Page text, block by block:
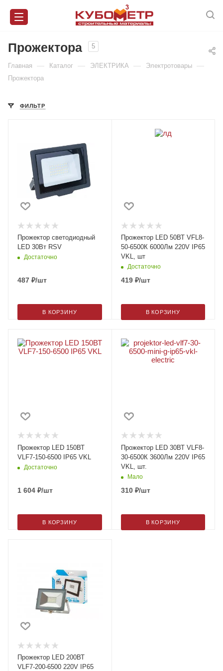
Прожектора 5
Главная — Каталог — ЭЛЕКТРИКА — Электротовары —
Прожектора
ФИЛЬТР
Прожектор светодиодный
LED 30Вт RSV
Достаточно
487 ₽/шт
В КОРЗИНУ
Прожектор LED 50ВТ VFL8-
50-6500К 6000Лм 220V IP65
VKL, шт
Достаточно
419₽/шт
В КОРЗИНУ
Прожектор LED 150ВТ
VLF7-150-6500 IP65 VKL
Достаточно
1 604 ₽/шт
В КОРЗИНУ
Прожектор LED 30ВТ VLF8-
30-6500К 3600Лм 220V IP65
VKL, шт.
Мало
310₽/шт
В КОРЗИНУ
Прожектор LED 200ВТ
VLF7-200-6500 220V IP65